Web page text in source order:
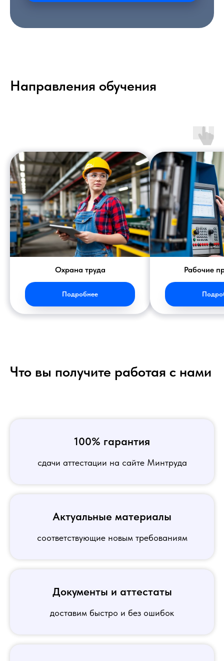
Направления обучения
Охрана труда
Подробнее
Рабочие
Что вы получите работая с нами
100% гарантия
сдачи аттестации на сайте Минтруда
Актуальные материалы
соответствующие новым требованиям
Документы и аттестаты
доставим быстро и без ошибок